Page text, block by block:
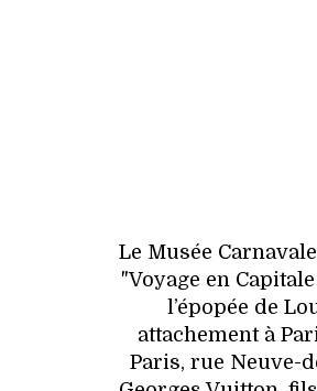
Le Musée
"Voyage en
l’épopée de
attachement à
Paris, rue Neuve-